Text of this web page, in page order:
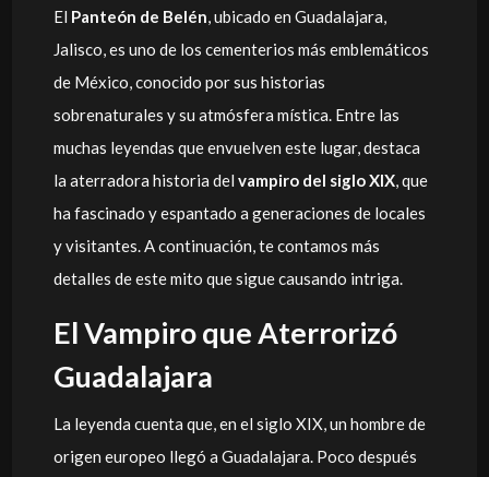
El Panteón de Belén, ubicado en Guadalajara,
Jalisco, es uno de los cementerios más emblemáticos
de México, conocido por sus historias
sobrenaturales y su atmósfera mística. Entre las
muchas leyendas que envuelven este lugar, destaca
la aterradora historia del vampiro del siglo XIX, que
ha fascinado y espantado a generaciones de locales
y visitantes. A continuación, te contamos más
detalles de este mito que sigue causando intriga.
El Vampiro que Aterrorizó
Guadalajara
La leyenda cuenta que, en el siglo XIX, un hombre de
origen europeo llegó a Guadalajara. Poco después